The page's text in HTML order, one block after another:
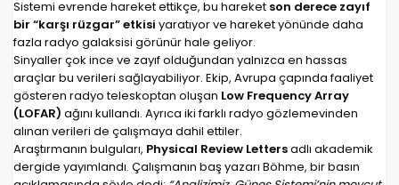
Sistemi evrende hareket ettikçe, bu hareket son derece zayıf
bir “karşı rüzgar” etkisi yaratıyor ve hareket yönünde daha
fazla radyo galaksisi görünür hale geliyor.
Sinyaller çok ince ve zayıf olduğundan yalnızca en hassas
araçlar bu verileri sağlayabiliyor. Ekip, Avrupa çapında faaliyet
gösteren radyo teleskoptan oluşan Low Frequency Array
(LOFAR) ağını kullandı. Ayrıca iki farklı radyo gözlemevinden
alınan verileri de çalışmaya dahil ettiler.
Araştırmanın bulguları, Physical Review Lettersadlı akademik
dergide yayımlandı. Çalışmanın baş yazarı Böhme, bir basın